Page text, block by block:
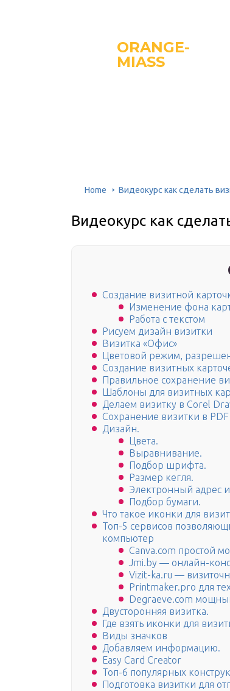
ORANGE-
MIASS
Home Видеокурс как сделать
Видеокурс как
Создание визитной
Изменение фона
Работа с текстом
Рисуем дизайн визитки
Визитка «Офис»
Цветовой режим,
Создание визитных
Правильное сохранение
Шаблоны для визитных
Делаем визитку в Corel
Сохранение визитки в PDF
Дизайн.
Цвета.
Выравнивание.
Подбор шрифта.
Размер кегля.
Электронный адрес
Подбор бумаги.
Что такое иконки для
Топ-5 сервисов
компьютер
Canva.com простой
Jmi.by — онлайн-
Vizit-ka.ru —
Printmaker.pro для
Degraeve.com
Двусторонняя визитка.
Где взять иконки для
Виды значков
Добавляем информацию.
Easy Card Creator
Топ-6 популярных
Подготовка визитки для